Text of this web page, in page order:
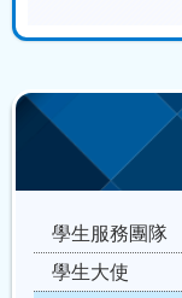
學生服務團隊
學生大使